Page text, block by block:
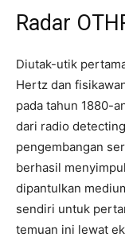
Radar
Diutak-utik
Hertz dan
pada tahun 1880-
dari radio
pengembangan
berhasil
dipantulkan
sendiri untuk
temuan ini lewat